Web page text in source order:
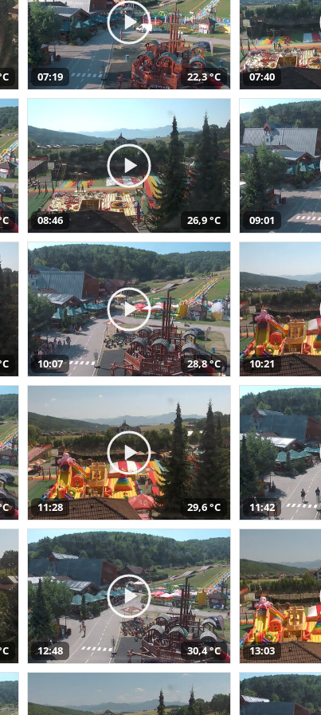
07:19 22,3 °C 07:40
08:46 26,9 °C 09:01
10:07 28,8 °C 10:21
11:28 29,6 °C 11:42
12:48 30,4 °C 13:03